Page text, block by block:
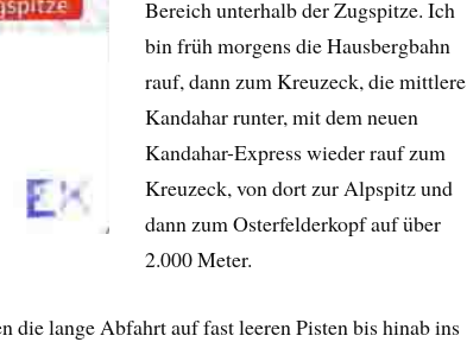
Bereich unterhalb der Zugspitze. Ich
bin früh morgens die Hausbergbahn
rauf, dann zum Kreuzeck, die mittlere
Kandahar runter, mit dem neuen
Kandahar-Express wieder rauf zum
Kreuzeck, von dort zur Alpspitz und
dann zum Osterfelderkopf auf über
2.000 Meter.
die lange Abfahrt auf fast leeren Pisten bis hinab ins